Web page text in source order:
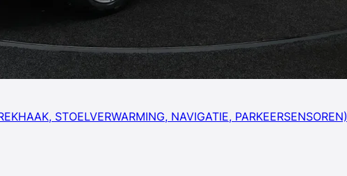
STOELVERWARMING, NAVIGATIE, PARKEERSENSOREN)